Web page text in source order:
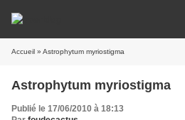
Accueil » Astrophytum myriostigma
Astrophytum myriostigma
Publié le 17/06/2010 à 18:13